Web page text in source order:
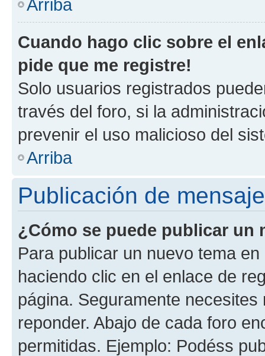
Arriba
Cuando hago clic sobre el
pide que me registre!
Solo usuarios registrados
través del foro, si la
prevenir el uso malicioso del
Arriba
Publicación de
¿Cómo se puede publicar un
Para publicar un nuevo tema
haciendo clic en el enlace de
página. Seguramente
reponder. Abajo de cada foro
permitidas. Ejemplo: Podéss